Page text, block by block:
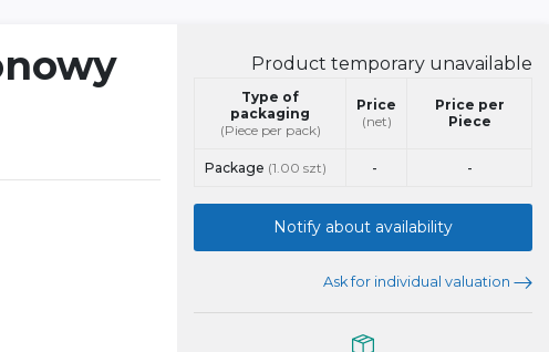
Product temporary unavailable
Type of
packaging
(Piece per pack)
Price
(net)
Price per
Piece
Package (1.00 szt) - -
Notify about availability
Ask for individual valuation